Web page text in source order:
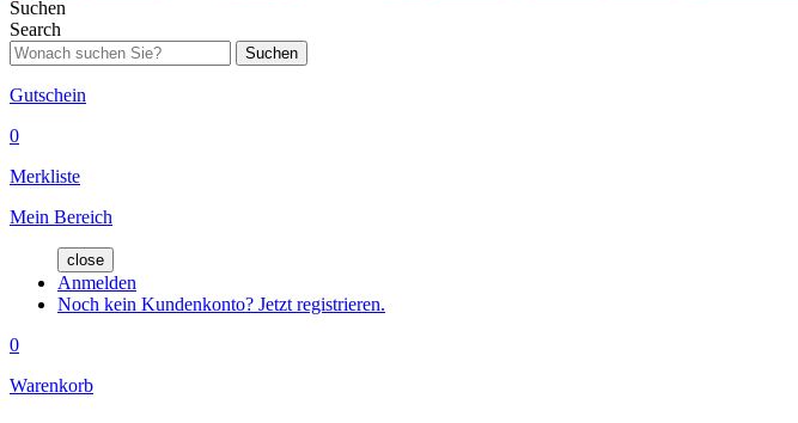
Suchen
Search
Suchen
Gutschein
0
Merkliste
Mein Bereich
close
Anmelden
Noch kein Kundenkonto? Jetzt registrieren.
0
Warenkorb